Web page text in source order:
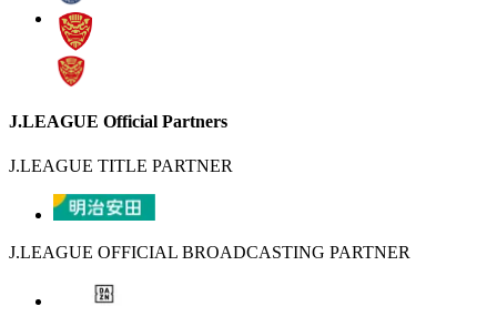
J.LEAGUE Official Partners
J.LEAGUE TITLE PARTNER
J.LEAGUE OFFICIAL BROADCASTING PARTNER